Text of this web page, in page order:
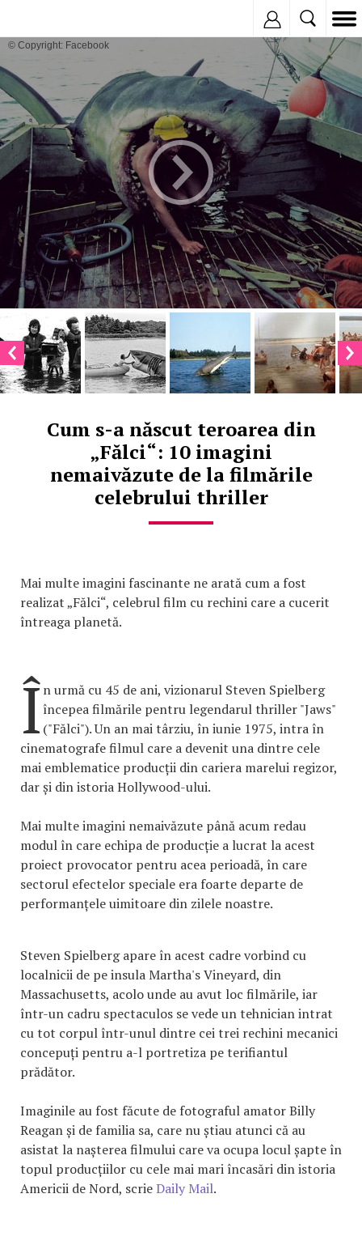
© Copyright: Facebook
Cum s-a născut teroarea din
„Fălci“: 10 imagini
nemaivăzute de la filmările
celebrului thriller
Mai multe imagini fascinante ne arată cum a fost
realizat „Fălci“, celebrul film cu rechini care a cucerit
întreaga planetă.
În urmă cu 45 de ani, vizionarul Steven Spielberg
începea filmările pentru legendarul thriller "Jaws"
("Fălci"). Un an mai târziu, în iunie 1975, intra în
cinematografe filmul care a devenit una dintre cele
mai emblematice producții din cariera marelui regizor,
dar și din istoria Hollywood-ului.
Mai multe imagini nemaivăzute până acum redau
modul în care echipa de producție a lucrat la acest
proiect provocator pentru acea perioadă, în care
sectorul efectelor speciale era foarte departe de
performanțele uimitoare din zilele noastre.
Steven Spielberg apare în acest cadre vorbind cu
localnicii de pe insula Martha's Vineyard, din
Massachusetts, acolo unde au avut loc filmările, iar
într-un cadru spectaculos se vede un tehnician intrat
cu tot corpul într-unul dintre cei trei rechini mecanici
concepuți pentru a-l portretiza pe terifiantul
prădător.
Imaginile au fost făcute de fotograful amator Billy
Reagan și de familia sa, care nu știau atunci că au
asistat la nașterea filmului care va ocupa locul șapte în
topul producțiilor cu cele mai mari încasări din istoria
Americii de Nord, scrieDaily Mail.